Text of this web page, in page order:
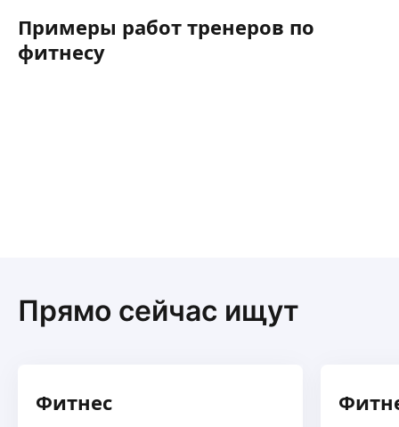
Примеры работ тренеров по
фитнесу
Прямо сейчас ищут
Фитнес